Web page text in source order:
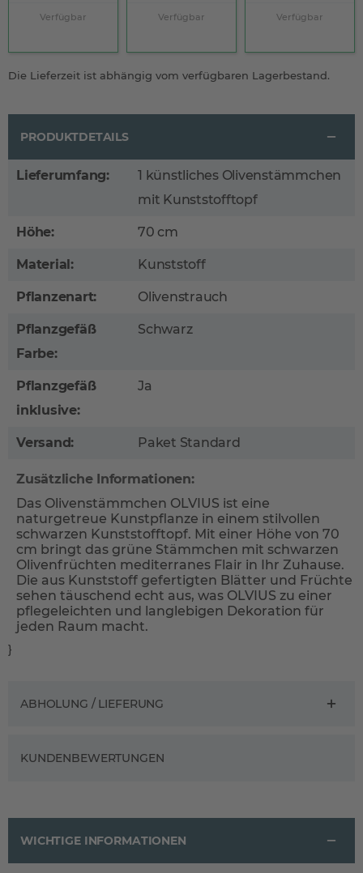
Verfügbar Verfügbar Verfügbar
Die Lieferzeit ist abhängig vom verfügbaren Lagerbestand.
PRODUKTDETAILS
Lieferumfang:
1 künstliches Olivenstämmchen
mit Kunststofftopf
Höhe: 70 cm
Material: Kunststoff
Pflanzenart: Olivenstrauch
Pflanzgefäß
Farbe:
Schwarz
Pflanzgefäß
inklusive:
Ja
Versand: Paket Standard
Zusätzliche Informationen:
Das Olivenstämmchen OLVIUS ist eine
naturgetreue Kunstpflanze in einem stilvollen
schwarzen Kunststofftopf. Mit einer Höhe von 70
cm bringt das grüne Stämmchen mit schwarzen
Olivenfrüchten mediterranes Flair in Ihr Zuhause.
Die aus Kunststoff gefertigten Blätter und Früchte
sehen täuschend echt aus, was OLVIUS zu einer
pflegeleichten und langlebigen Dekoration für
jeden Raum macht.
}
ABHOLUNG / LIEFERUNG
KUNDENBEWERTUNGEN
WICHTIGE INFORMATIONEN